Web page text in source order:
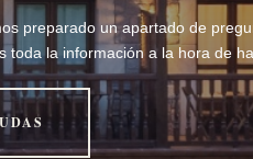
preparado un apartado de
la información a la hora de